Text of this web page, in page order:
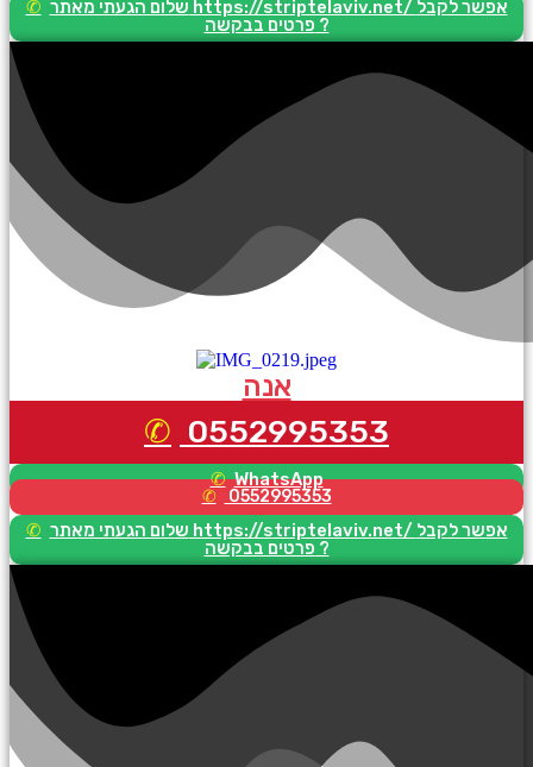
שלום הגעתי מאתר https://striptelaviv.net/ אפשר לקבל
פרטים בבקשה ?
אנה
0552995353
WhatsApp
0552995353
שלום הגעתי מאתר https://striptelaviv.net/ אפשר לקבל
פרטים בבקשה ?